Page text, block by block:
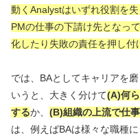
動くAnalystはいずれ役割を
PMの仕事の下請け先となっ
化したり失敗の責任を押し付
では、BAとしてキャリアを
いうと、大きく分けて(A)何
するか、 (B)組織の上流で仕
は、例えばBAは様々な職種